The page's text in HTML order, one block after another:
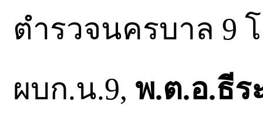
ตำรวจนครบาล 9
ผบก.น.9, พ.ต.อ.ธีร